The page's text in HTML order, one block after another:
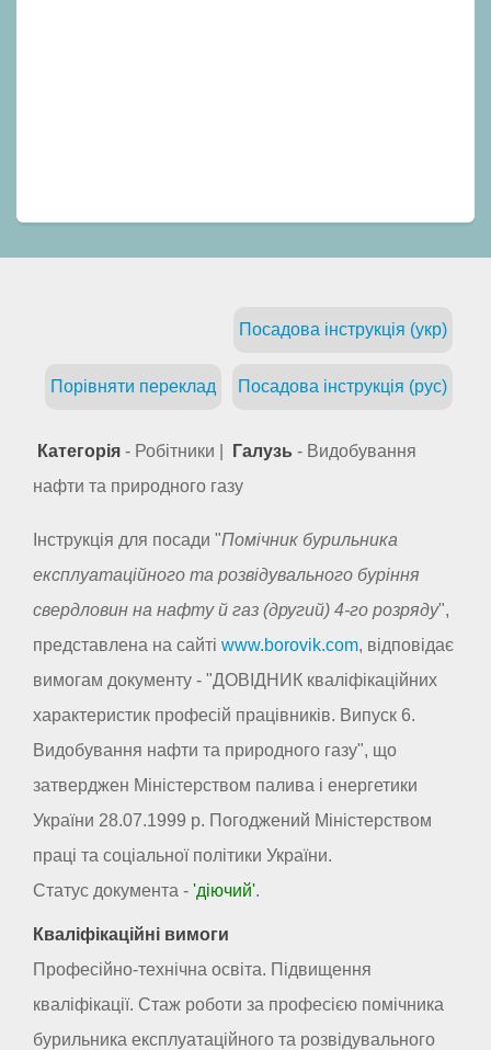
Посадова інструкція (укр)
Посадова інструкція (рус)
Порівняти переклад
Категорія - Робітники | Галузь - Видобування
нафти та природного газу
Інструкція для посади "Помічник бурильника
експлуатаційного та розвідувального буріння
свердловин на нафту й газ (другий) 4-го розряду",
представлена на сайті www.borovik.com, відповідає
вимогам документу - "ДОВІДНИК кваліфікаційних
характеристик професій працівників. Випуск 6.
Видобування нафти та природного газу", що
затверджен Міністерством палива і енергетики
України 28.07.1999 р. Погоджений Міністерством
праці та соціальної політики України.
Статус документа - 'діючий'.
Кваліфікаційні вимоги
Професійно-технічна освіта. Підвищення
кваліфікації. Стаж роботи за професією помічника
бурильника експлуатаційного та розвідувального